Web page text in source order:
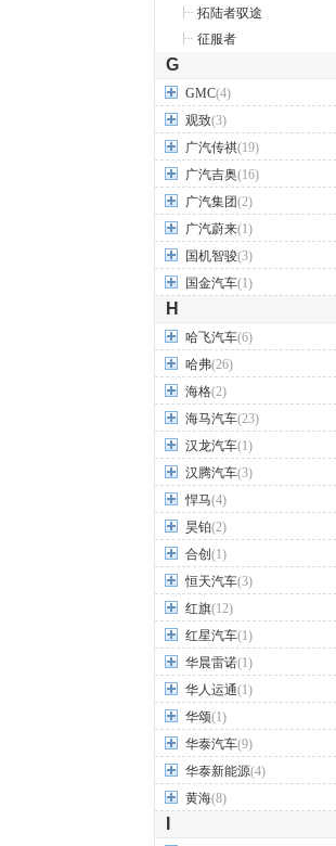
拓陆者驭途
征服者
G
GMC(4)
观致(3)
广汽传祺(19)
广汽吉奥(16)
广汽集团(2)
广汽蔚来(1)
国机智骏(3)
国金汽车(1)
H
哈飞汽车(6)
哈弗(26)
海格(2)
海马汽车(23)
汉龙汽车(1)
汉腾汽车(3)
悍马(4)
昊铂(2)
合创 (1)
恒天汽车(3)
红旗(12)
红星汽车(1)
华晨雷诺(1)
华人运通(1)
华颂(1)
华泰汽车(9)
华泰新能源(4)
黄海(8)